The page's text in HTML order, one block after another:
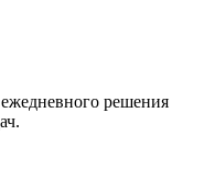
решения